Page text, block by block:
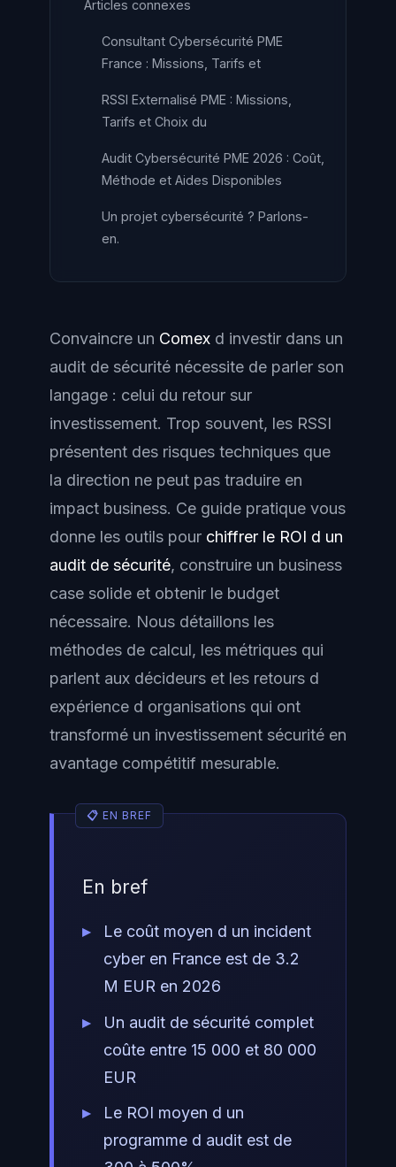
Articles connexes
Consultant Cybersécurité PME
France : Missions, Tarifs et
RSSI Externalisé PME : Missions,
Tarifs et Choix du
Audit Cybersécurité PME 2026 : Coût,
Méthode et Aides Disponibles
Un projet cybersécurité ? Parlons-
en.
Convaincre un Comex d investir dans un
audit de sécurité nécessite de parler son
langage : celui du retour sur
investissement. Trop souvent, les RSSI
présentent des risques techniques que
la direction ne peut pas traduire en
impact business. Ce guide pratique vous
donne les outils pour chiffrer le ROI d un
audit de sécurité, construire un business
case solide et obtenir le budget
nécessaire. Nous détaillons les
méthodes de calcul, les métriques qui
parlent aux décideurs et les retours d
expérience d organisations qui ont
transformé un investissement sécurité en
avantage compétitif mesurable.
En bref
Le coût moyen d un incident
cyber en France est de 3.2
M EUR en 2026
Un audit de sécurité complet
coûte entre 15 000 et 80 000
EUR
Le ROI moyen d un
programme d audit est de